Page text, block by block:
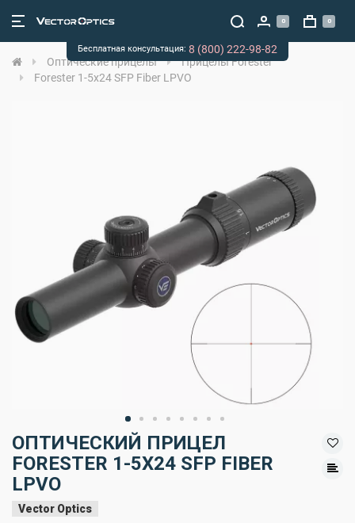
0 0
Оптические прицелы
Прицелы Forester
Forester 1-5x24 SFP Fiber LPVO
ОПТИЧЕСКИЙ ПРИЦЕЛ
FORESTER 1-5X24 SFP FIBER
LPVO
Vector Optics
Бесплатная консультация: 8 (800) 222-98-82